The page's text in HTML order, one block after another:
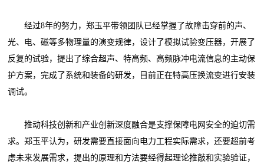
经过8年的努力，郑玉平带领团队已经掌握了故障击穿前的声、
光、电、磁等多物理量的演变规律，设计了模拟试验变压器，开展了
反复的试验，提出了综合超声、特高频、高频脉冲电流信息的主动保
护方案，完成了系统和装备的研发，目前正在特高压换流变进行安装
调试。
推动科技创新和产业创新深度融合是支撑保障电网安全的迫切需
求。郑玉平认为，研发需要直接面向电力工程实际需求，还要超前考
虑未来发展需求，提出的原理和方法要经得起理论推敲和实验验证，